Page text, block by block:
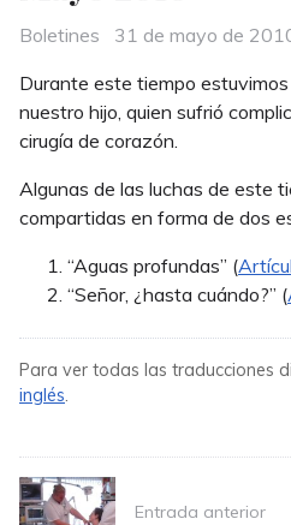
Categories
Boletines
Posted
31 de mayo de
Durante este tiempo
nuestro hijo, quien sufrió
cirugía de corazón.
Algunas de las luchas de este
compartidas en forma de dos
“Aguas profundas” (
“Señor, ¿hasta cuándo?” (
Para ver todas las traducciones
inglés.
Post
Entrada anterior